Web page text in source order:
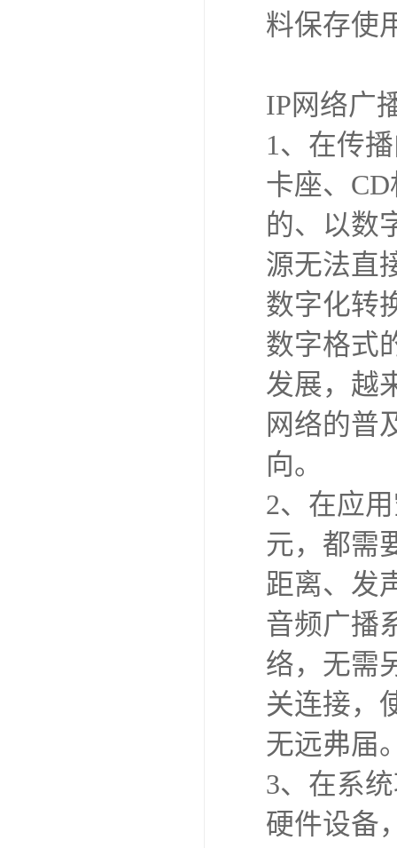
料保存使
IP网络广
1、在传
卡座、
的、以数
源无法直
数字化转
数字格式
发展，越
网络的普
向。
2、在应
元，都需
距离、发
音频广播
络，无需
关连接，
无远弗届
3、在系
硬件设备